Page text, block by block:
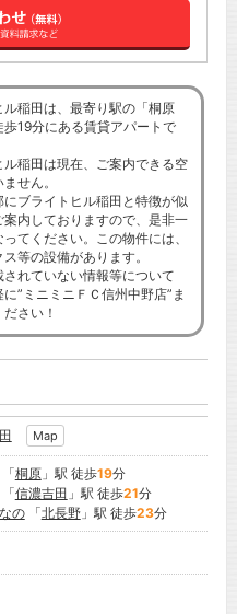
ル稲田は、最寄り駅の「桐原
歩19分にある賃貸アパートで
ル稲田は現在、ご案内できる空
せん。
にブライトヒル稲田と特徴が似
案内しておりますので、是非一
てください。この物件には、
等の設備があります。
されていない情報等について
”ミニミニＦＣ信州中野店”ま
さい！
Map
「桐原」駅 徒歩19分
「信濃吉田 」駅 徒歩21分
の「北長野」駅 徒歩23分